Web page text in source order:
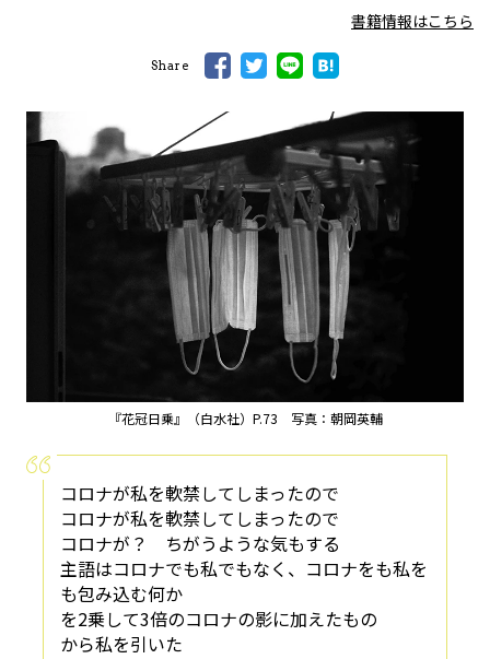
書籍情報はこちら
Share
『花冠日乗』（白水社）P.73 写真：朝岡英輔
コロナが私を軟禁してしまったので
コロナが私を軟禁してしまったので
コロナが？ ちがうような気もする
主語はコロナでも私でもなく、コロナをも私を
も包み込む何か
を2乗して3倍のコロナの影に加えたもの
から私を引いた